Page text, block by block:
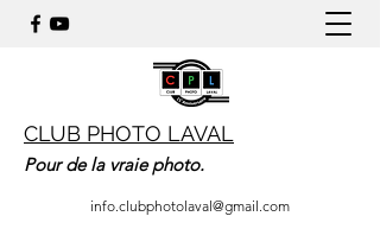
CLUB PHOTO LAVAL
Pour de la vraie photo.
info.clubphotolaval@gmail.com